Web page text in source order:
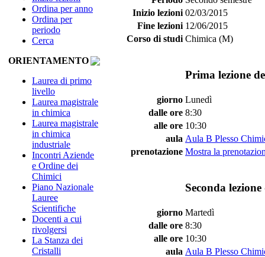
Ordina per anno
Ordina per
periodo
Cerca
ORIENTAMENTO
Laurea di primo
livello
Laurea magistrale
in chimica
Laurea magistrale
in chimica
industriale
Incontri Aziende
e Ordine dei
Chimici
Piano Nazionale
Lauree
Scientifiche
Docenti a cui
rivolgersi
La Stanza dei
Cristalli
Inizio lezioni 02/03/2015
Fine lezioni 12/06/2015
Corso di studi Chimica (M)
Prima lezione
giorno Lunedì
dalle ore 8:30
alle ore 10:30
aula Aula B Plesso
prenotazione Mostra la
Seconda
giorno Martedì
dalle ore 8:30
alle ore 10:30
aula Aula B Plesso